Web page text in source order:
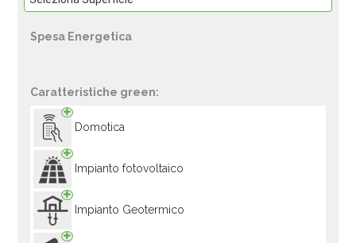
Spesa Energetica
Caratteristiche green:
Domotica
Impianto fotovoltaico
Impianto Geotermico